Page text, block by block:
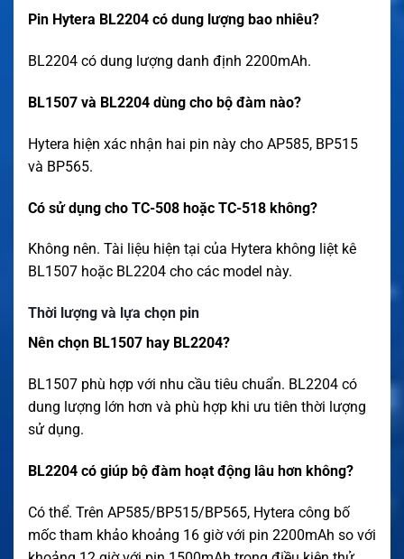
Pin Hytera BL2204 có dung lượng bao nhiêu?
BL2204 có dung lượng danh định 2200mAh.
BL1507 và BL2204 dùng cho bộ đàm nào?
Hytera hiện xác nhận hai pin này cho AP585, BP515
và BP565.
Có sử dụng cho TC-508 hoặc TC-518 không?
Không nên. Tài liệu hiện tại của Hytera không liệt kê
BL1507 hoặc BL2204 cho các model này.
Thời lượng và lựa chọn pin
Nên chọn BL1507 hay BL2204?
BL1507 phù hợp với nhu cầu tiêu chuẩn. BL2204 có
dung lượng lớn hơn và phù hợp khi ưu tiên thời lượng
sử dụng.
BL2204 có giúp bộ đàm hoạt động lâu hơn không?
Có thể. Trên AP585/BP515/BP565, Hytera công bố
mốc tham khảo khoảng 16 giờ với pin 2200mAh so với